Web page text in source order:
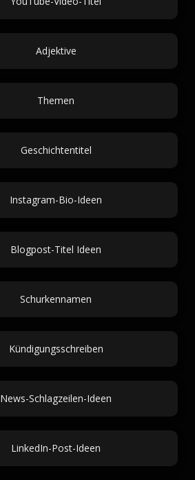
Adjektive
Themen
Geschichtentitel
Instagram-Bio-Ideen
Blogpost-Titel Ideen
Schurkennamen
Kündigungsschreiben
News-Schlagzeilen-Ideen
LinkedIn-Post-Ideen